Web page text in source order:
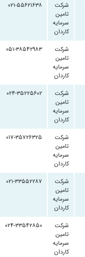
شرکت
تامین
سرمایه
کاردان
۰۲۱-۵۵۶۲۱۶۳۸
شرکت
تامین
سرمایه
کاردان
۰۵۱-۳۸۵۴۲۹۸۳
شرکت
تامین
سرمایه
کاردان
۰۲۴-۳۵۲۲۵۶۰۲
شرکت
تامین
سرمایه
کاردان
۰۱۷-۳۵۷۲۶۳۲۵
شرکت
تامین
سرمایه
کاردان
۰۲۱-۳۳۵۵۲۲۸۷
شرکت
تامین
سرمایه
کاردان
۰۲۴-۳۳۵۴۲۸۵۰